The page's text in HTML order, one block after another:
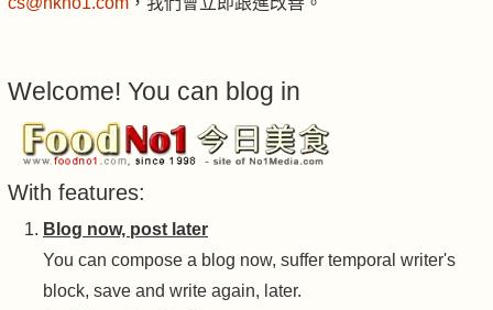
Welcome! You can blog in
With features:
Blog now, post later
You can compose a blog now, suffer temporal writer's
block, save and write again, later.